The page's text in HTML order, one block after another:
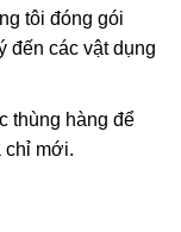
tôi đóng gói
đến các vật dụng
thùng hàng để
chỉ mới.